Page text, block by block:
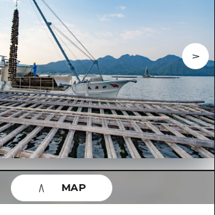
特集一覧
おすすめ
アート
イベント・祭り
グルメ・酒
サイクリング
ショッピング
スポーツ
ルコース
モデルコース一覧
Dive! Hiroshima 公式ガイド
広島もしもトラベル
あたらしい非日常
広島市周辺
安芸
ット・体験
スポット・体験一覧
広島市周辺
安芸
備後
備北
ント
報
立ち情報
お役立ち情報一覧
MAP